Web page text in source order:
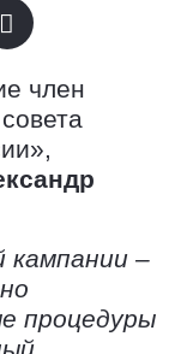
член
кампании –
процедуры